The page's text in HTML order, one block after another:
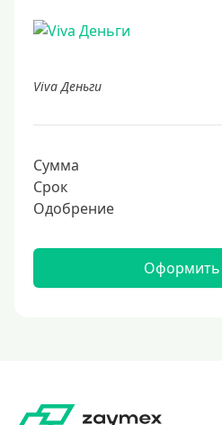
Viva Деньги
Сумма
Срок
Одобрение
Оформить